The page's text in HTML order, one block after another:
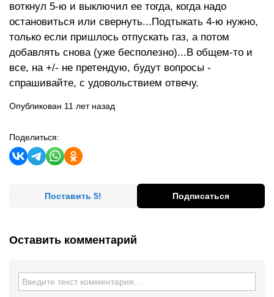
воткнул 5-ю и выключил ее тогда, когда надо
остановиться или свернуть...Подтыкать 4-ю нужно,
только если пришлось отпускать газ, а потом
добавлять снова (уже бесполезно)...В общем-то и
все, на +/- не претендую, будут вопросы -
спрашивайте, с удовольствием отвечу.
Опубликован 11 лет назад
Поделиться:
Поставить 5! Подписаться
Оставить комментарий